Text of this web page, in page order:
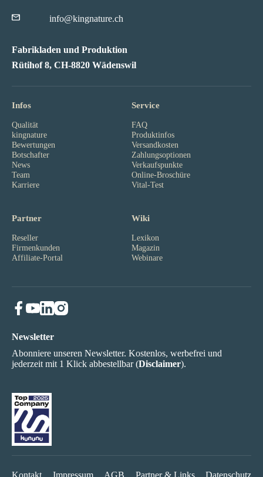
info@kingnature.ch
Fabrikladen und Produktion
Rütihof 8, CH-8820 Wädenswil
Infos
Qualität
kingnature
Bewertungen
Botschafter
News
Team
Karriere
Service
FAQ
Produktinfos
Versandkosten
Zahlungsoptionen
Verkaufspunkte
Online-Broschüre
Vital-Test
Partner
Reseller
Firmenkunden
Affiliate-Portal
Wiki
Lexikon
Magazin
Webinare
Newsletter
Abonniere unseren Newsletter. Kostenlos, werbefrei und
jederzeit mit 1 Klick abbestellbar (Disclaimer).
Kontakt Impressum AGB Partner & Links Datenschutz